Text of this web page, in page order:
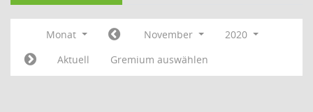
Monat November
2020
Aktuell
Gremium auswählen